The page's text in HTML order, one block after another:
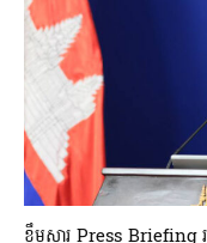
ខ្លឹមសារ Press Briefing រ